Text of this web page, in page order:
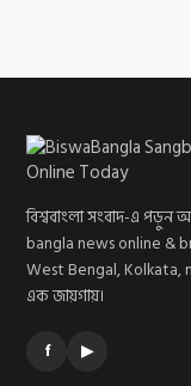
বিশ্ববাংলা সংবাদ-এ
bangla news online &
West Bengal,
এক জায়গায়।
f ▶